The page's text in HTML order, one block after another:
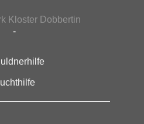
Kloster Dobbertin
-